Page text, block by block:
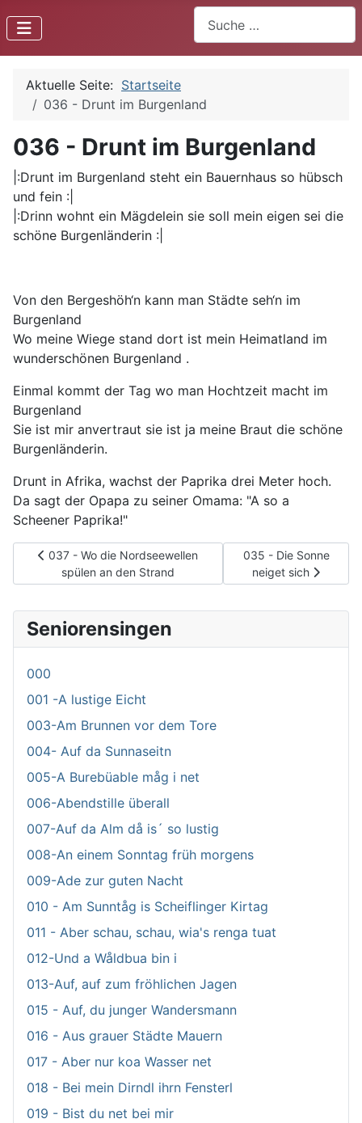
Aktuelle Seite: Startseite
036 - Drunt im Burgenland
036 - Drunt im Burgenland
|:Drunt im Burgenland steht ein Bauernhaus so hübsch
und fein :|
|:Drinn wohnt ein Mägdelein sie soll mein eigen sei die
schöne Burgenländerin :|
Von den Bergeshöh‘n kann man Städte seh‘n im
Burgenland
Wo meine Wiege stand dort ist mein Heimatland im
wunderschönen Burgenland .
Einmal kommt der Tag wo man Hochtzeit macht im
Burgenland
Sie ist mir anvertraut sie ist ja meine Braut die schöne
Burgenländerin.
Drunt in Afrika, wachst der Paprika drei Meter hoch.
Da sagt der Opapa zu seiner Omama: "A so a
Scheener Paprika!"
Vorheriger Beitrag: 037 - Wo die Nordseewellen spülen an
037 - Wo die Nordseewellen
spülen an den Strand
Nächster Beitrag:
035 - Die Sonne
neiget sich
Seniorensingen
000
001 -A lustige Eicht
003-Am Brunnen vor dem Tore
004- Auf da Sunnaseitn
005-A Burebüable måg i net
006-Abendstille überall
007-Auf da Alm då is´ so lustig
008-An einem Sonntag früh morgens
009-Ade zur guten Nacht
010 - Am Sunntåg is Scheiflinger Kirtag
011 - Aber schau, schau, wia's renga tuat
012-Und a Wåldbua bin i
013-Auf, auf zum fröhlichen Jagen
015 - Auf, du junger Wandersmann
016 - Aus grauer Städte Mauern
017 - Aber nur koa Wasser net
018 - Bei mein Dirndl ihrn Fensterl
019 - Bist du net bei mir